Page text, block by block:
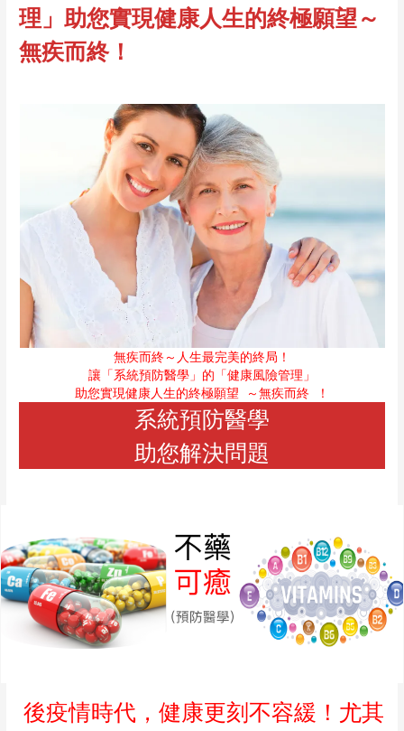
理」助您實現健康人生的終極願望～
無疾而終！
無疾而終～人生最完美的終局！
讓「系統預防醫學」的「健康風險管理」
助您實現健康人生的終極願望
～無疾而終 ！
系統預防醫學
助您解決問題
後疫情時代，健康更刻不容緩！尤其